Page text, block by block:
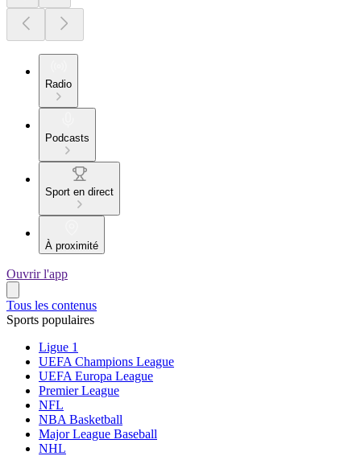
Radio
Podcasts
Sport en direct
À proximité
Ouvrir l'app
Tous les contenus
Sports populaires
Ligue 1
UEFA Champions League
UEFA Europa League
Premier League
NFL
NBA Basketball
Major League Baseball
NHL